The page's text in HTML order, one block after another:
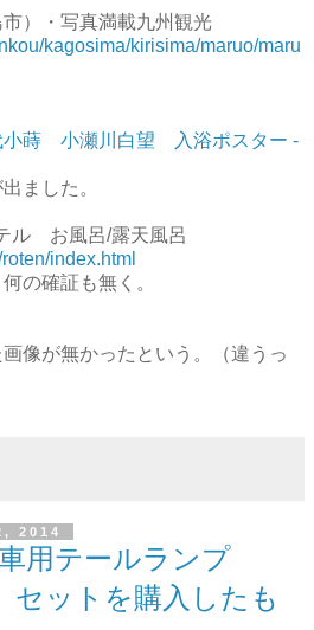
）・写真満載九州観光
kagosima/kirisima/maruo/maru
蒔 小瀬川白望 入浴ポスター -
ました。
ル お風呂/露天風呂
index.html
の確証も無く。
像が無かったという。（違うっ
2014
用テールランプ
ットを購入したも